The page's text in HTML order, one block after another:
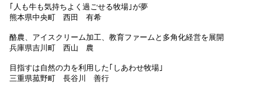
｢人も牛も気持ちよく過ごせる牧場｣が夢
熊本県中央町 西田 有希
酪農、アイスクリーム加工、教育ファームと多角化経営を展開
兵庫県吉川町 西山 農
目指すは自然の力を利用した｢しあわせ牧場｣
三重県菰野町 長谷川 善行